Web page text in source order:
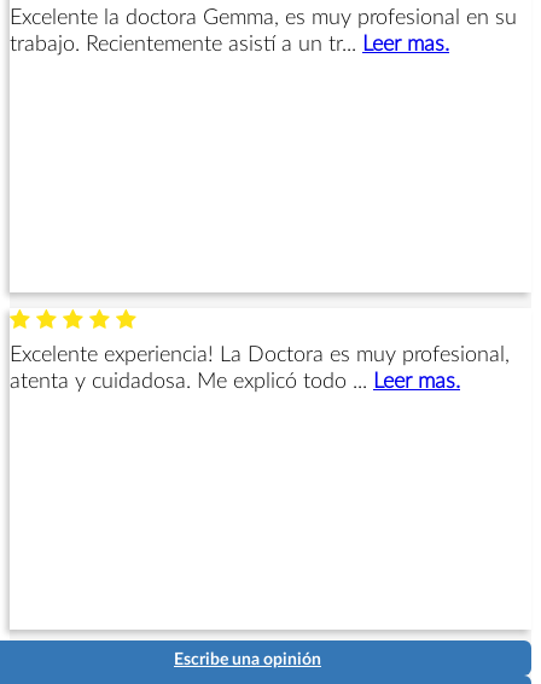
Excelente la doctora Gemma, es muy profesional en su
trabajo. Recientemente asistí a un tr... Leer mas.
Excelente experiencia! La Doctora es muy profesional,
atenta y cuidadosa. Me explicó todo ... Leer mas.
Escribe una opinión